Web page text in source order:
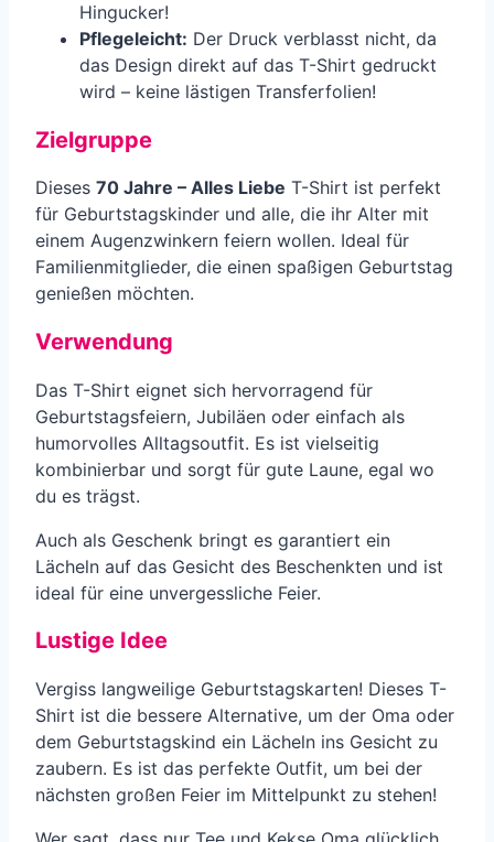
Hingucker!
Pflegeleicht: Der Druck verblasst nicht, da
das Design direkt auf das T-Shirt gedruckt
wird – keine lästigen Transferfolien!
Zielgruppe
Dieses 70 Jahre – Alles Liebe T-Shirt ist perfekt
für Geburtstagskinder und alle, die ihr Alter mit
einem Augenzwinkern feiern wollen. Ideal für
Familienmitglieder, die einen spaßigen Geburtstag
genießen möchten.
Verwendung
Das T-Shirt eignet sich hervorragend für
Geburtstagsfeiern, Jubiläen oder einfach als
humorvolles Alltagsoutfit. Es ist vielseitig
kombinierbar und sorgt für gute Laune, egal wo
du es trägst.
Auch als Geschenk bringt es garantiert ein
Lächeln auf das Gesicht des Beschenkten und ist
ideal für eine unvergessliche Feier.
Lustige Idee
Vergiss langweilige Geburtstagskarten! Dieses T-
Shirt ist die bessere Alternative, um der Oma oder
dem Geburtstagskind ein Lächeln ins Gesicht zu
zaubern. Es ist das perfekte Outfit, um bei der
nächsten großen Feier im Mittelpunkt zu stehen!